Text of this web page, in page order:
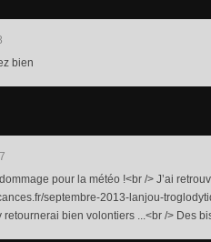
bien
pour la météo !<br /> J’ai
septembre-2013-lanjou-
retournerai bien volontiers ...<br /> Des